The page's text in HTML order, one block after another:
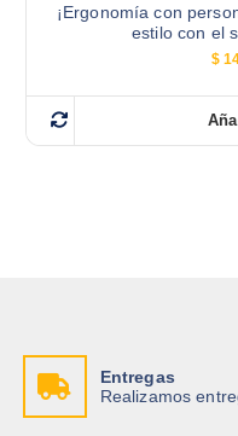
¡Ergonomía con
estilo con el
$
Entregas
Realizamos